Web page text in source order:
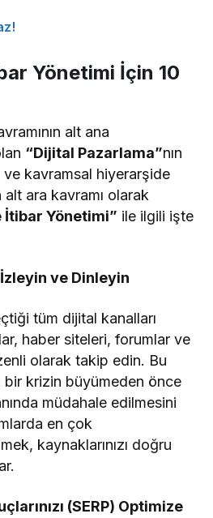
Yönetimi İçin 10
alt ana
“Dijital Pazarlama”nın
ve kavramsal hiyerarşide
ara kavramı olarak
İtibar Yönetimi” ile ilgili işte
ve Dinleyin
tüm dijital kanalları
haber siteleri, forumlar ve
olarak takip edin. Bu
bir krizin büyümeden önce
müdahale edilmesini
en çok
kaynaklarınızı doğru
(SERP) Optimize